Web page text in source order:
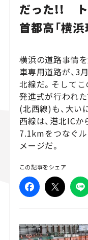
だった!! ト
首都高「横
横浜の道路事情
車専用道路が、3
北線だ。そして
発進式が行われ
(北西線)も、大い
西線は、港北IC
7.1kmをつなぐ
メージだ。
この記事をシェア
Traffic
Special
Series
Campaign
人気のハッシュタグ
スズキ ジムニー｜
マツダ ロードスター